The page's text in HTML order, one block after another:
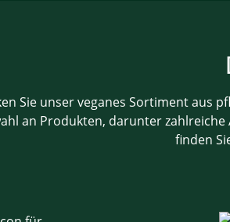
Sie unser veganes Sortiment aus
an Produkten, darunter
finden